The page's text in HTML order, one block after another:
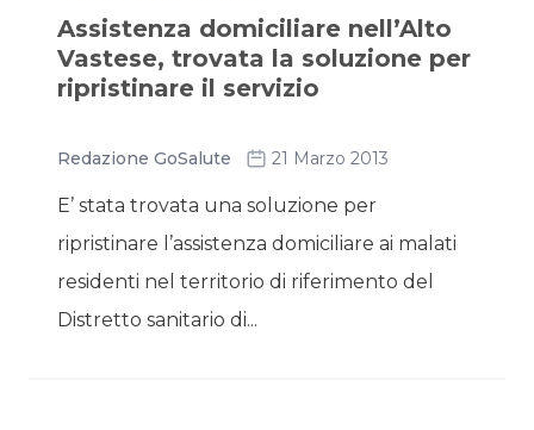
Assistenza domiciliare nell’Alto
Vastese, trovata la soluzione per
ripristinare il servizio
Redazione GoSalute 21 Marzo 2013
E’ stata trovata una soluzione per
ripristinare l’assistenza domiciliare ai malati
residenti nel territorio di riferimento del
Distretto sanitario di...